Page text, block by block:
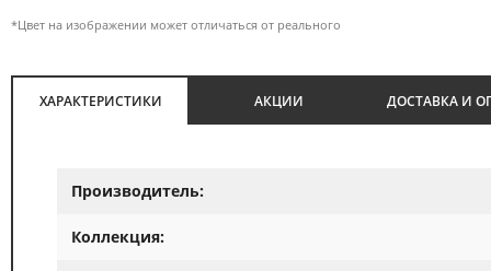
*Цвет на изображении может отличаться от реального
ХАРАКТЕРИСТИКИ АКЦИИ ДОСТАВКА И
Производитель:
Коллекция: